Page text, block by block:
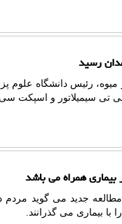
رسید
میوه، رئیس دانشگاه علوم
تی سیمیلاتور و اسپکت سی
همراه می باشد
جدید می گوید مردم
با بیماری می گذرانند.